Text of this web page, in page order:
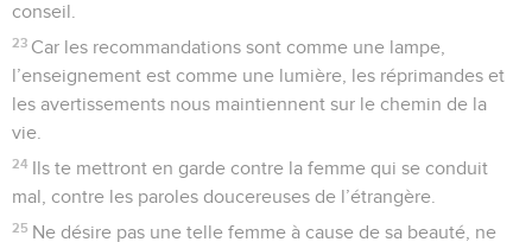
conseil.
23 Car les recommandations sont comme une lampe,
l’enseignement est comme une lumière, les réprimandes et
les avertissements nous maintiennent sur le chemin de la
vie.
24 Ils te mettront en garde contre la femme qui se conduit
mal, contre les paroles doucereuses de l’étrangère.
25 Ne désire pas une telle femme à cause de sa beauté, ne